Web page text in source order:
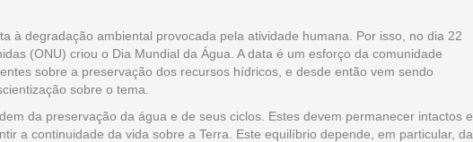
à degradação ambiental provocada pela atividade humana. Por isso, no dia 22
(ONU) criou o Dia Mundial da Água. A data é um esforço da comunidade
sobre a preservação dos recursos hídricos, e desde então vem sendo
sobre o tema.
da preservação da água e de seus ciclos. Estes devem permanecer intactos e
a continuidade da vida sobre a Terra. Este equilíbrio depende, em particular, da